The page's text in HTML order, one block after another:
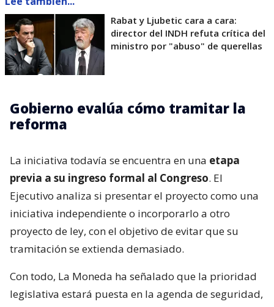
Rabat y Ljubetic cara a cara:
director del INDH refuta crítica del
ministro por "abuso" de querellas
Gobierno evalúa cómo tramitar la
reforma
La iniciativa todavía se encuentra en una etapa
previa a su ingreso formal al Congreso. El
Ejecutivo analiza si presentar el proyecto como una
iniciativa independiente o incorporarlo a otro
proyecto de ley, con el objetivo de evitar que su
tramitación se extienda demasiado.
Con todo, La Moneda ha señalado que la prioridad
legislativa estará puesta en la agenda de seguridad,